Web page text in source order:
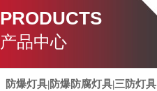
PRODUCTS
产品中心
防爆灯具|防爆防腐灯具|三防灯具